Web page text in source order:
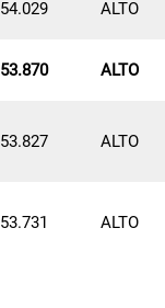
54.029 ALTO
53.870 ALTO
53.827 ALTO
53.731 ALTO